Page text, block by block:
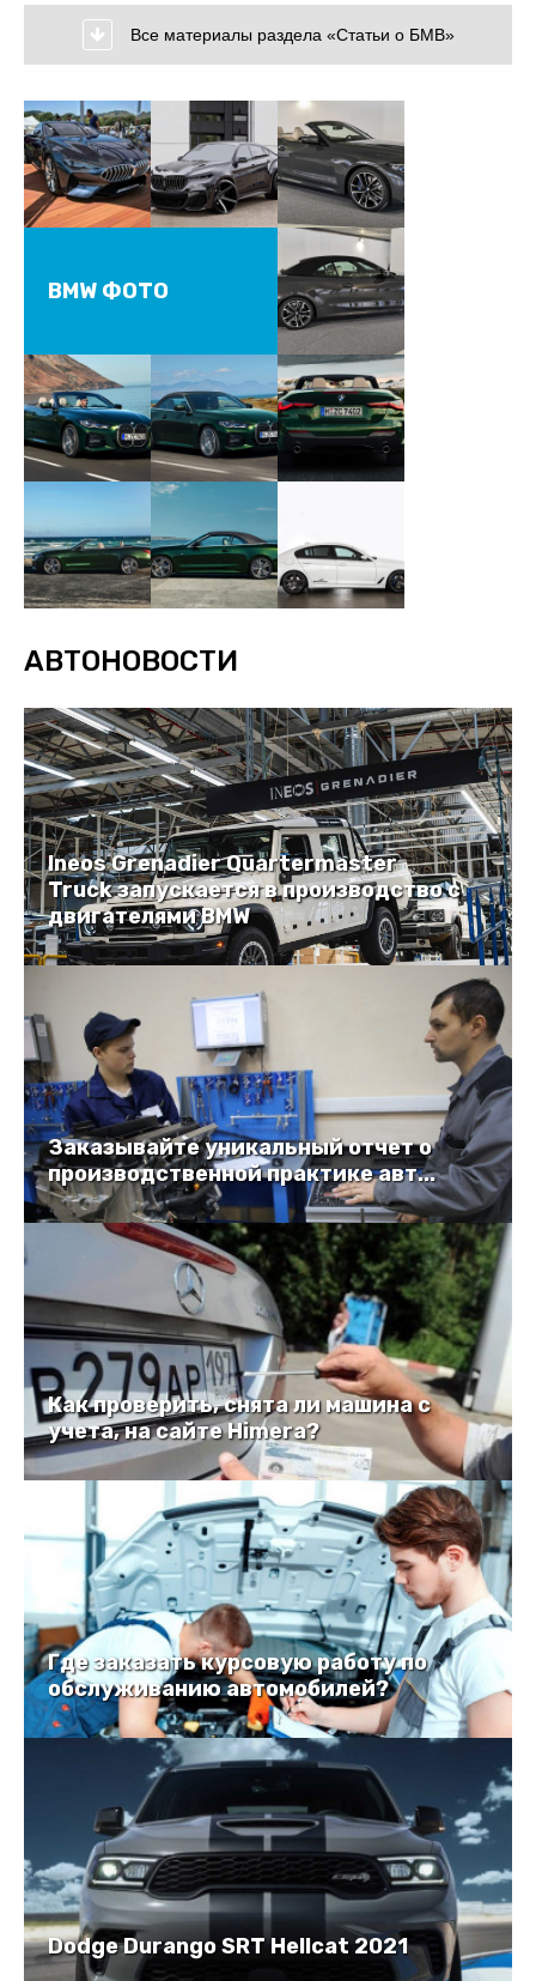
Все материалы раздела «Статьи о БМВ»
BMW ФОТО
АВТОНОВОСТИ
Ineos Grenadier Quartermaster
Truck запускается в производство с
двигателями BMW
Заказывайте уникальный отчет о
производственной практике авт...
Как проверить, снята ли машина с
учета, на сайте Himera?
Где заказать курсовую работу по
обслуживанию автомобилей?
Dodge Durango SRT Hellcat 2021